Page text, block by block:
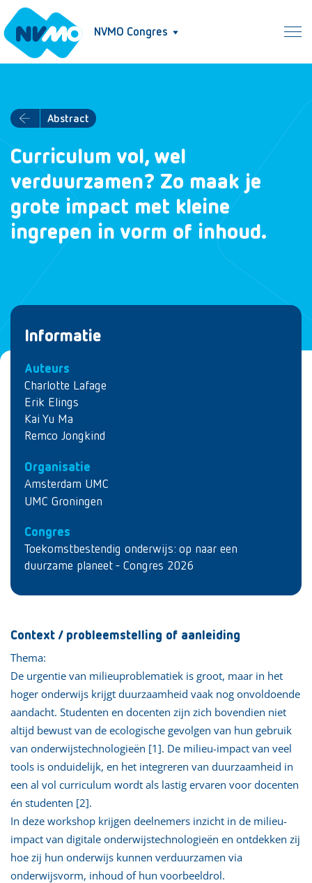
NVMO Congres
Abstract
Curriculum vol, wel
verduurzamen? Zo maak je
grote impact met kleine
ingrepen in vorm of inhoud.
Informatie
Auteurs
Charlotte Lafage
Erik Elings
Kai Yu Ma
Remco Jongkind
Organisatie
Amsterdam UMC
UMC Groningen
Congres
Toekomstbestendig onderwijs: op naar een
duurzame planeet - Congres 2026
Context / probleemstelling of aanleiding
Thema:
De urgentie van milieuproblematiek is groot, maar in het
hoger onderwijs krijgt duurzaamheid vaak nog onvoldoende
aandacht. Studenten en docenten zijn zich bovendien niet
altijd bewust van de ecologische gevolgen van hun gebruik
van onderwijstechnologieën [1]. De milieu-impact van veel
tools is onduidelijk, en het integreren van duurzaamheid in
een al vol curriculum wordt als lastig ervaren voor docenten
én studenten [2].
In deze workshop krijgen deelnemers inzicht in de milieu-
impact van digitale onderwijstechnologieën en ontdekken zij
hoe zij hun onderwijs kunnen verduurzamen via
onderwijsvorm, inhoud of hun voorbeeldrol.